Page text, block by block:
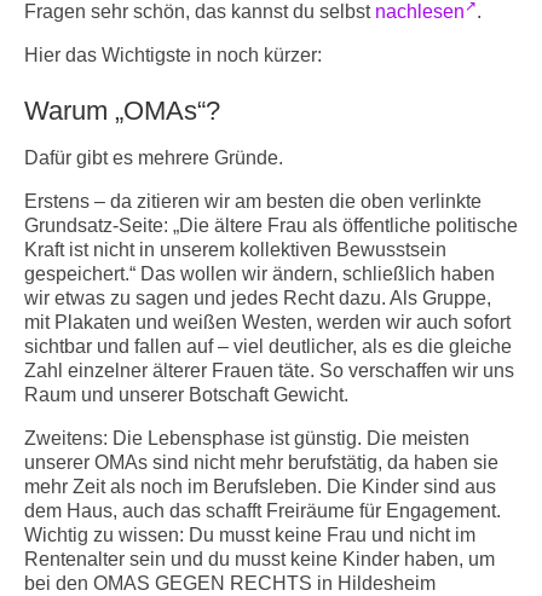
Fragen sehr schön, das kannst du selbst nachlesen .
Hier das Wichtigste in noch kürzer:
Warum „OMAs“?
Dafür gibt es mehrere Gründe.
Erstens – da zitieren wir am besten die oben verlinkte
Grundsatz-Seite: „Die ältere Frau als öffentliche politische
Kraft ist nicht in unserem kollektiven Bewusstsein
gespeichert.“ Das wollen wir ändern, schließlich haben
wir etwas zu sagen und jedes Recht dazu. Als Gruppe,
mit Plakaten und weißen Westen, werden wir auch sofort
sichtbar und fallen auf – viel deutlicher, als es die gleiche
Zahl einzelner älterer Frauen täte. So verschaffen wir uns
Raum und unserer Botschaft Gewicht.
Zweitens: Die Lebensphase ist günstig. Die meisten
unserer OMAs sind nicht mehr berufstätig, da haben sie
mehr Zeit als noch im Berufsleben. Die Kinder sind aus
dem Haus, auch das schafft Freiräume für Engagement.
Wichtig zu wissen: Du musst keine Frau und nicht im
Rentenalter sein und du musst keine Kinder haben, um
bei den OMAS GEGEN RECHTS in Hildesheim